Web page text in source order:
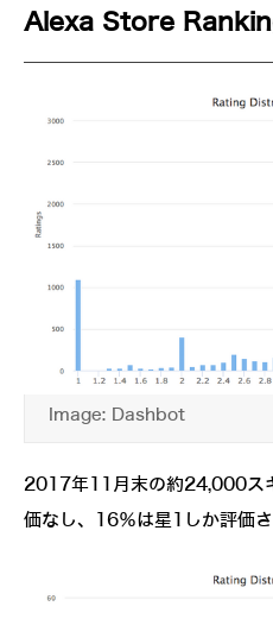
Alexa Store
Image: Dashbot
2017年11月末の約24,000ス
価なし、16％は星1しか評価さ